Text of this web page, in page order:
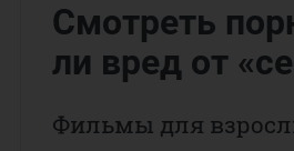
Смотреть
ли вред от
Фильмы для